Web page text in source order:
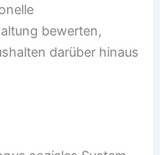
bewerten,
darüber hinaus